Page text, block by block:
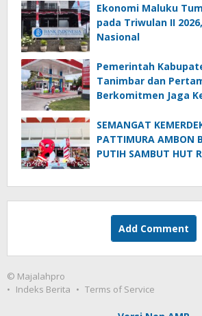
Ekonomi Maluku
pada Triwulan II
Nasional
Pemerintah
Tanimbar dan
Berkomitmen Jaga
SEMANGAT
PATTIMURA AMBON
PUTIH SAMBUT HUT
Add Comment
© Majalahpro
Indeks Berita
Terms of Service